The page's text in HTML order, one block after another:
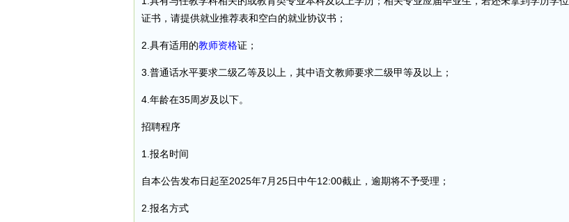
证书，请提供就业推荐表和空白的就业协议书；
2.具有适用的教师资格证；
3.普通话水平要求二级乙等及以上，其中语文教师要求二级甲等及以上；
4.年龄在35周岁及以下。
招聘程序
1.报名时间
自本公告发布日起至2025年7月25日中午12:00截止，逾期将不予受理；
2.报名方式